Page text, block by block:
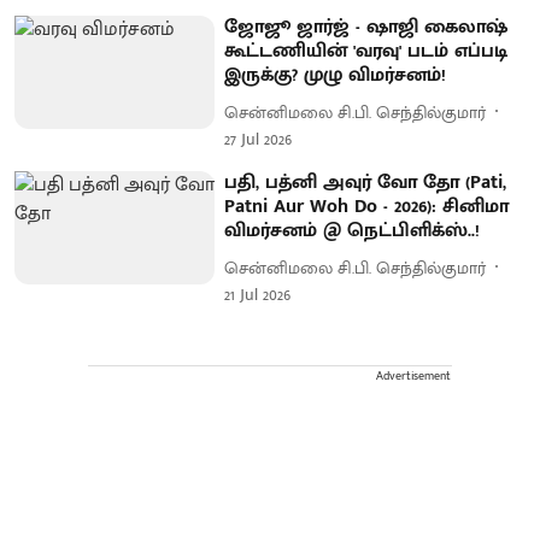
ஜோஜூ ஜார்ஜ் - ஷாஜி கைலாஷ்
கூட்டணியின் 'வரவு' படம் எப்படி
இருக்கு? முழு விமர்சனம்!
சென்னிமலை சி.பி. செந்தில்குமார்
27 Jul 2026
பதி, பத்னி அவுர் வோ தோ (Pati,
Patni Aur Woh Do - 2026): சினிமா
விமர்சனம் @ நெட்பிளிக்ஸ்..!
சென்னிமலை சி.பி. செந்தில்குமார்
21 Jul 2026
Advertisement